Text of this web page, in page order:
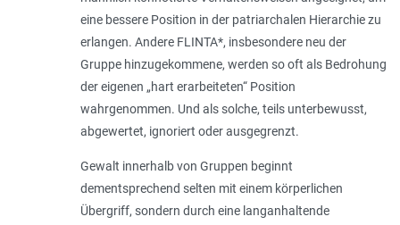
eine bessere Position in der patriarchalen Hierarchie zu
erlangen. Andere FLINTA*, insbesondere neu der
Gruppe hinzugekommene, werden so oft als Bedrohung
der eigenen „hart erarbeiteten“ Position
wahrgenommen. Und als solche, teils unterbewusst,
abgewertet, ignoriert oder ausgegrenzt.
Gewalt innerhalb von Gruppen beginnt
dementsprechend selten mit einem körperlichen
Übergriff, sondern durch eine langanhaltende